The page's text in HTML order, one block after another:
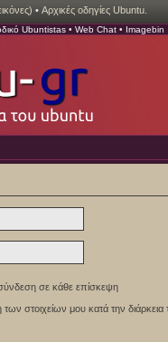
• Αρχικές οδηγίες Ubuntu.
Ubuntistas • Web Chat • Imagebin
σε κάθε επίσκεψη
στοιχείων μου κατά την διάρκεια